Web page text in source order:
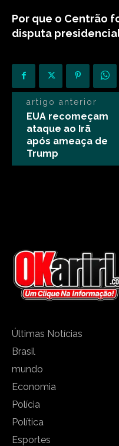
Por que o Centrão
disputa
artigo anterior
EUA recomeçam
ataque ao Irã
após ameaça de
Trump
Últimas Notícias
Brasil
mundo
Economia
Polícia
Política
Esportes